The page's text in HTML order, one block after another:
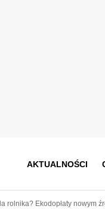
AKTUALNOŚCI
rolnika? Ekodopłaty nowym